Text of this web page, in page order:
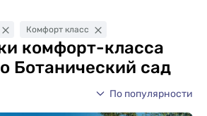
Комфорт класс
комфорт-класса
Ботанический сад
По популярности